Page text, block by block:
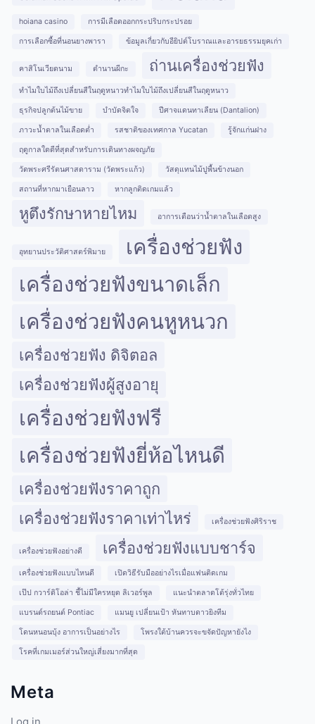
hoiana casino การมีเลือดออกกระปริบกระปรอย
การเลือกซื้อที่นอนยางพารา ข้อมูลเกี่ยวกับอียิปต์โบราณและอารยธรรมยุคเก่า
คาสิโนเวียดนาม ตำนานผีกะ ถ่านเครื่องช่วยฟัง
ทำไมใบไม้ถึงเปลี่ยนสีในฤดูหนาวทำไมใบไม้ถึงเปลี่ยนสีในฤดูหนาว
ธุรกิจปลูกต้นไม้ขาย บำบัดจิตใจ ปีศาจแดนทาเลียน (Dantalion)
ภาวะน้ำตาลในเลือดต่ำ รสชาติของเทศกาล Yucatan รู้จักแก่นฝาง
ฤดูกาลใดดีที่สุดสำหรับการเดินทางผจญภัย
วัดพระศรีรัตนศาสดาราม (วัดพระแก้ว) วัสดุแทนไม้ปูพื้นข้างนอก
สถานที่หากมาเยือนลาว หากลูกติดเกมแล้ว
หูตึงรักษาหายไหม อาการเตือนว่าน้ำตาลในเลือดสูง
อุทยานประวัติศาสตร์พิมาย
เครื่องช่วยฟัง
เครื่องช่วยฟังขนาดเล็ก
เครื่องช่วยฟังคนหูหนวก
เครื่องช่วยฟัง ดิจิตอล
เครื่องช่วยฟังผู้สูงอายุ
เครื่องช่วยฟังฟรี
เครื่องช่วยฟังยี่ห้อไหนดี
เครื่องช่วยฟังราคาถูก
เครื่องช่วยฟังราคาเท่าไหร่
เครื่องช่วยฟังศิริราช
เครื่องช่วยฟังอย่างดี เครื่องช่วยฟังแบบชาร์จ
เครื่องช่วยฟังแบบไหนดี เปิดวิธีรับมืออย่างไรเมื่อแฟนติดเกม
เป๊ป กวาร์ดิโอล่า ชี้ไม่มีใครหยุด ลิเวอร์พูล แนะนำตลาดโต้รุ่งทั่วไทย
แบรนด์รถยนต์ Pontiac แมนยู เปลี่ยนเป้า หันทาบดาวยิงทีม
โดนหนอนบุ้ง อาการเป็นอย่างไร โพรงใต้บ้านควรจะขจัดปัญหายังไง
โรคที่เกมเมอร์ส่วนใหญ่เสี่ยงมากที่สุด
Meta